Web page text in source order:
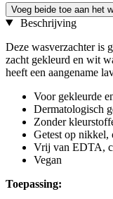
Voeg beide toe aan het
Beschrijving
Deze wasverzachter is
zacht gekleurd en wit
heeft een aangename
Voor gekleurde
Dermatologisch
Zonder
Getest op nikkel,
Vrij van EDTA,
Vegan
Toepassing: